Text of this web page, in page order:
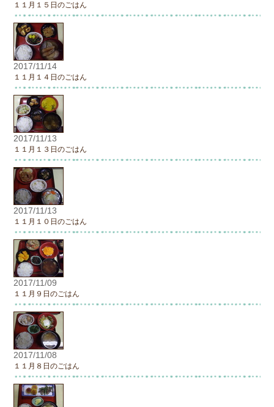
１１月１５日のごはん
2017/11/14
１１月１４日のごはん
2017/11/13
１１月１３日のごはん
2017/11/13
１１月１０日のごはん
2017/11/09
１１月９日のごはん
2017/11/08
１１月８日のごはん